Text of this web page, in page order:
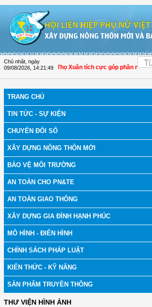
Chủ nhật, ngày
09/08/2026 14:21:50
Hóa: Hội LHPN Thọ Xuân tích cực góp phần nâng
TRANG CHỦ
TIN TỨC - SỰ KIỆN
CHUYỂN ĐỔI SỐ
XÂY DỰNG NÔNG THÔN MỚI
BẢO VỆ MÔI TRƯỜNG
AN TOÀN CHO PN&TE
AN TOÀN GIAO THÔNG
XÂY DỰNG GIA ĐÌNH HẠNH PHÚC
MÔ HÌNH - ĐIỂN HÌNH
CHÍNH SÁCH PHÁP LUẬT
KIẾN THỨC - KỸ NĂNG
SẢN PHẨM TRUYỀN THÔNG
THƯ VIỆN HÌNH ẢNH
OK